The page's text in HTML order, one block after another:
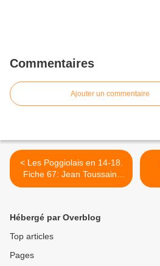
Commentaires
Ajouter un commentaire
< Les Poggiolais en 14-18.
Fiche 67: Jean Toussaint
MARTINI, le premier mort
Hébergé par Overblog
Top articles
Pages